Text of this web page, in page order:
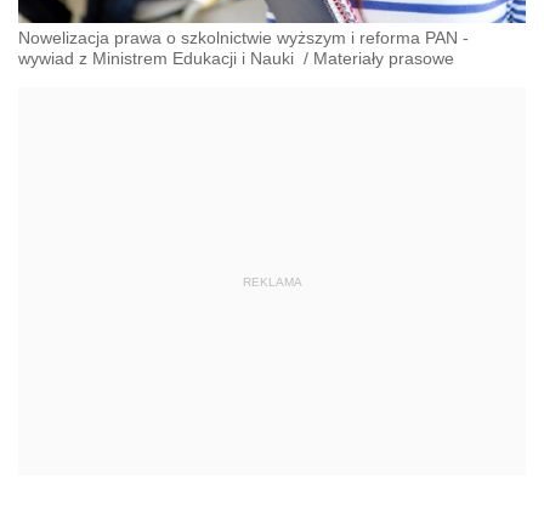
Nowelizacja prawa o szkolnictwie wyższym i reforma PAN -
wywiad z Ministrem Edukacji i Nauki / Materiały prasowe